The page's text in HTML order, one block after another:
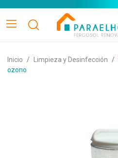
Inicio Limpieza y Desinfección
ozono